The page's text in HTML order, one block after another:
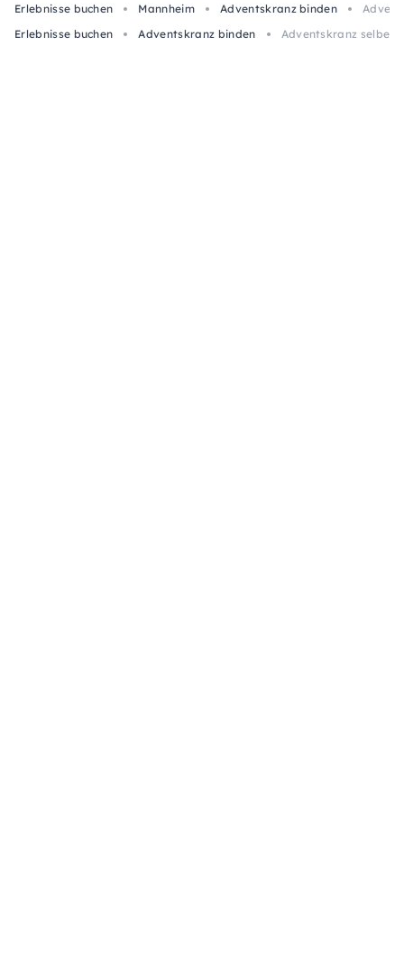
Erlebnisse buchen Mannheim Adventskranz binden
Erlebnisse buchen
Adventskranz binden Adventskranz selber